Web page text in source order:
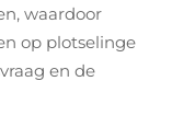
waardoor
op plotselinge
en de